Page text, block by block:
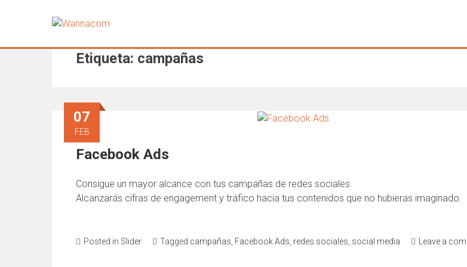
Etiqueta: campañas
Facebook Ads
07
FEB
Consigue un mayor alcance con tus campañas de redes sociales.
Alcanzarás cifras de engagement y tráfico hacia tus contenidos que no hubieras imaginado.
Posted in Slider Tagged campañas Facebook Ads redes sociales social media Leave a